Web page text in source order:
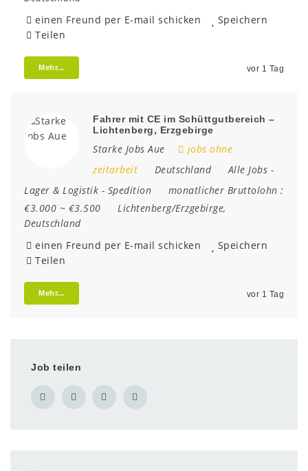
einen Freund per E-mail schicken
Speichern
Teilen
Mehr... vor 1 Tag
Fahrer mit CE im Schüttgutbereich –
Lichtenberg, Erzgebirge
Starke Jobs Aue
jobs ohne
zeitarbeit
Deutschland Alle Jobs -
Lager & Logistik - Spedition
monatlicher Bruttolohn :
€3.000 ~ €3.500
Lichtenberg/Erzgebirge,
Deutschland
einen Freund per E-mail schicken
Speichern
Teilen
Mehr... vor 1 Tag
Job teilen